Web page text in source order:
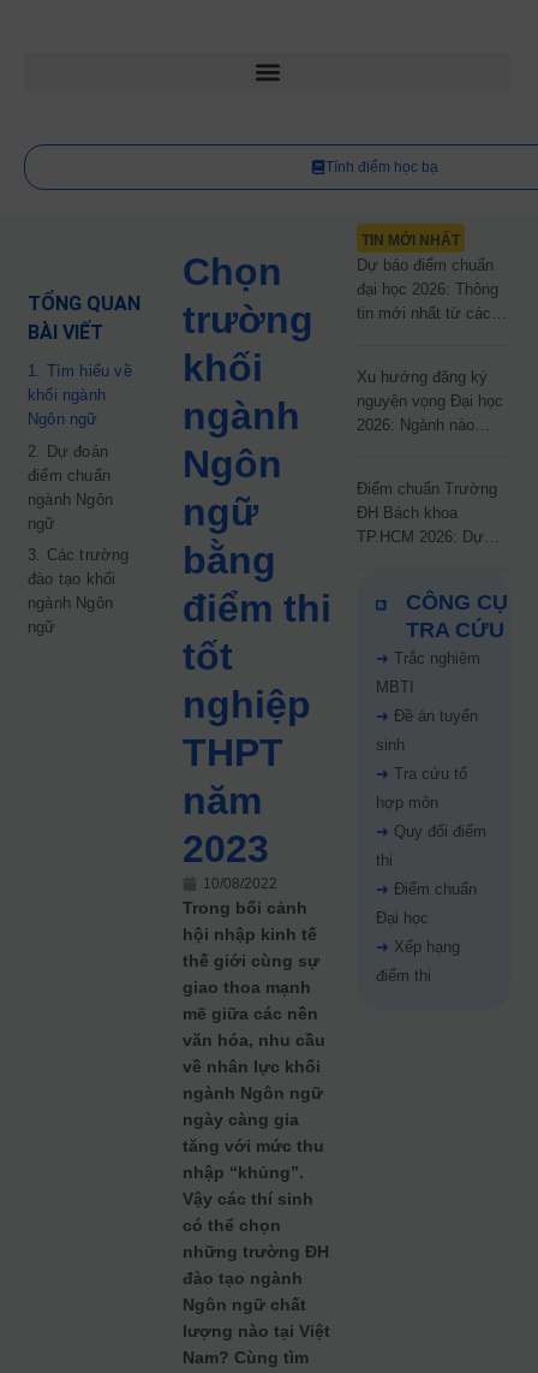
Tính điểm học bạ
TỔNG QUAN
BÀI VIẾT
1. Tìm hiểu về
khối ngành
Ngôn ngữ
2. Dự đoán
điểm chuẩn
ngành Ngôn
ngữ
3. Các trường
đào tạo khối
ngành Ngôn
ngữ
Chọn
trường
khối
ngành
Ngôn
ngữ
bằng
điểm thi
tốt
nghiệp
THPT
năm
2023
10/08/2022
Trong bối cảnh
hội nhập kinh tế
thế giới cùng sự
giao thoa mạnh
mẽ giữa các nền
văn hóa, nhu cầu
về nhân lực khối
ngành Ngôn ngữ
ngày càng gia
tăng với mức thu
nhập “khủng”.
Vậy các thí sinh
có thể chọn
những trường ĐH
đào tạo ngành
Ngôn ngữ chất
lượng nào tại Việt
Nam? Cùng tìm
TIN MỚI NHẤT
Dự báo điểm chuẩn
đại học 2026: Thông
tin mới nhất từ các
Xu hướng đăng ký
nguyện vọng Đại học
2026: Ngành nào
Điểm chuẩn Trường
ĐH Bách khoa
TP.HCM 2026: Dự
67%
CÔNG CỤ
TRA CỨU
➜ Trắc nghiệm
MBTI
➜ Đề án tuyển
sinh
➜ Tra cứu tổ
hợp môn
➜ Quy đổi điểm
thi
➜ Điểm chuẩn
Đại học
➜ Xếp hạng
điểm thi